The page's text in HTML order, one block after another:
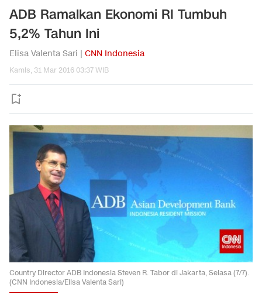
ADB Ramalkan Ekonomi RI Tumbuh
5,2% Tahun Ini
Elisa Valenta Sari | CNN Indonesia
Kamis, 31 Mar 2016 03:37 WIB
Country Director ADB Indonesia Steven R. Tabor di Jakarta, Selasa (7/7).
(CNN Indonesia/Elisa Valenta Sari)